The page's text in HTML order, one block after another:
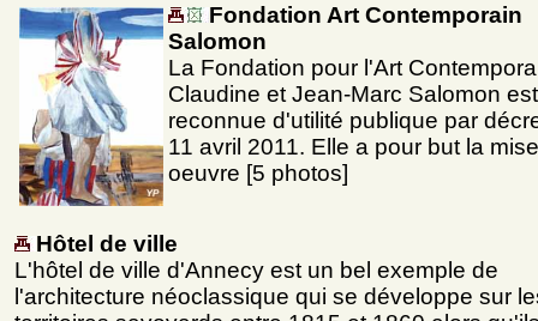
Fondation Art Contemporain
Salomon
La Fondation pour l'Art
Claudine et Jean-Marc Salomon est
reconnue d'utilité publique par
11 avril 2011. Elle a pour but la
oeuvre [5 photos]
Hôtel de ville
L'hôtel de ville d'Annecy est un bel exemple de
l'architecture néoclassique qui se développe sur